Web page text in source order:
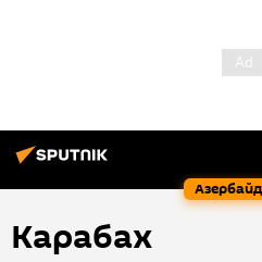
Карабах